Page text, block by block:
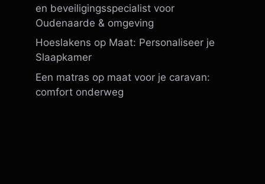
en beveiligingsspecialist voor
Oudenaarde & omgeving
Hoeslakens op Maat: Personaliseer je
Slaapkamer
Een matras op maat voor je caravan:
comfort onderweg